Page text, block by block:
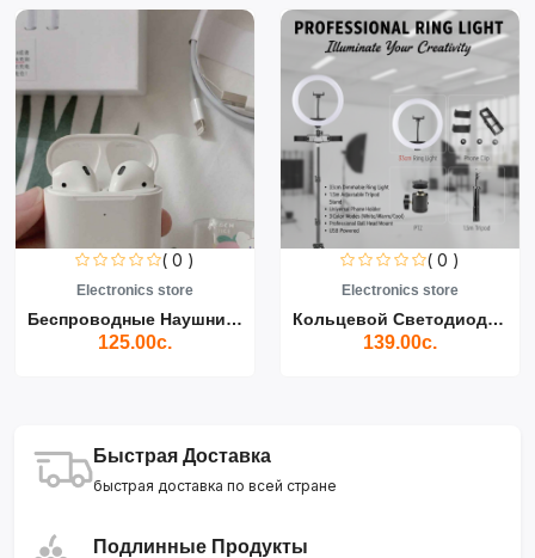
( 0 )
Electronics store
Беспроводные Наушники Air...
125.00с.
( 0 )
Electronics store
Кольцевой Светодиодный Св...
139.00с.
Быстрая Доставка
быстрая доставка по всей стране
Подлинные Продукты